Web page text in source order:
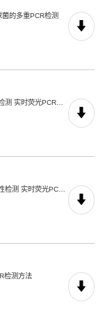
的多重PCR检测
（铜绿）TSDAQI 005 2021 化妆品中铜绿假单胞菌的快速定性检测 实时荧光PCR方法
（铜绿）TSDAQI 007 2021 生产用水中铜绿假单胞菌的快速定性检测 实时荧光PCR方法
检测方法